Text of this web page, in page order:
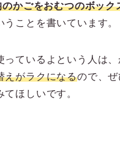
かごをおむつのボック
うことを書いています。
っているよという人は、
えがラクになるので、
ほしいです。